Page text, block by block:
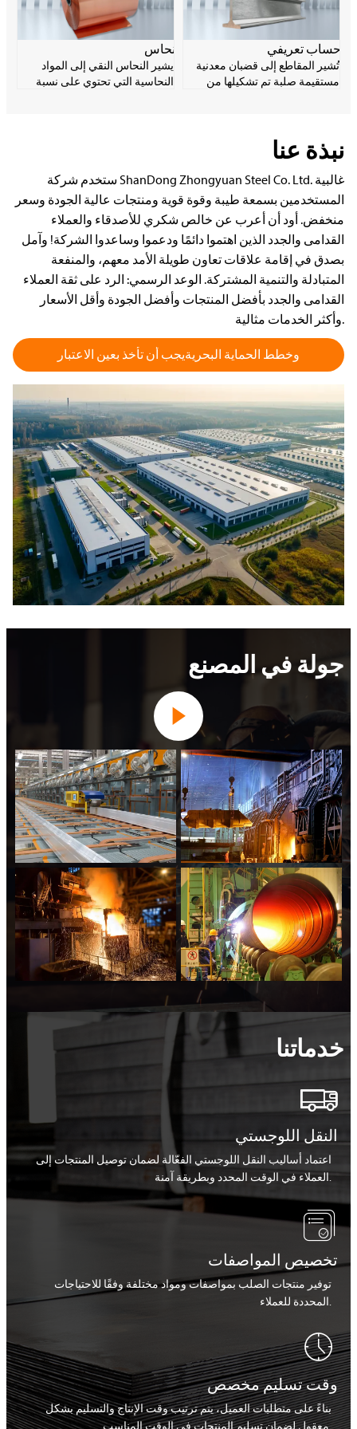
ومساحيق وأشرطة وأسلاك.
الكربوني شائع جدًا في مجال
التصنيع الصناعي نظرًا لانخفاض
نحاس
يشير النحاس النقي إلى المواد
النحاسية التي تحتوي على نسبة
وأكسدته وتدهوره، ولكنه يتمتع بأداء
حساب تعريفي
تُشير المقاطع إلى قضبان معدنية
مستقيمة صلبة تم تشكيلها من
المواصفات والاستخدامات، وتلعب
دورًا مهمًا للغاية في إنتاج الدرفلة.
نبذة عنا
ستخدم شركة ShanDong Zhongyuan Steel Co. Ltd. غالبية
المستخدمين بسمعة طيبة وقوة قوية ومنتجات عالية الجودة وسعر
منخفض. أود أن أعرب عن خالص شكري للأصدقاء والعملاء
القدامى والجدد الذين اهتموا دائمًا ودعموا وساعدوا الشركة! وآمل
بصدق في إقامة علاقات تعاون طويلة الأمد معهم، والمنفعة
المتبادلة والتنمية المشتركة. الوعد الرسمي: الرد على ثقة العملاء
القدامى والجدد بأفضل المنتجات وأفضل الجودة وأقل الأسعار
وأكثر الخدمات مثالية.
وخطط الحماية البحريةيجب أن تأخذ بعين الاعتبار
جولة في المصنع

خدماتنا

النقل اللوجستي
اعتماد أساليب النقل اللوجستي الفعّالة لضمان توصيل المنتجات إلى
العملاء في الوقت المحدد وبطريقة آمنة.

تخصيص المواصفات
توفير منتجات الصلب بمواصفات ومواد مختلفة وفقًا للاحتياجات
المحددة للعملاء.

وقت تسليم مخصص
بناءً على متطلبات العميل، يتم ترتيب وقت الإنتاج والتسليم بشكل